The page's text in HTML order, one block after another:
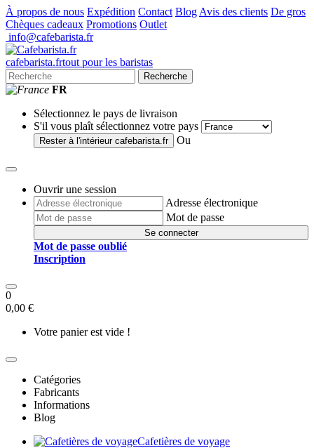
À propos de nous Expédition Contact Blog Avis des clients De gros
Chèques cadeaux Promotions Outlet
info@cafebarista.fr
cafebarista.frtout pour les baristas
Recherche
FR
Sélectionnez le pays de livraison
S'il vous plaît sélectionnez votre pays
Rester à l'intérieur cafebarista.fr Ou
Ouvrir une session
Adresse électronique
Mot de passe
Se connecter
Mot de passe oublié
Inscription
0
0,00 €
Votre panier est vide !
Catégories
Fabricants
Informations
Blog
Cafetières de voyage